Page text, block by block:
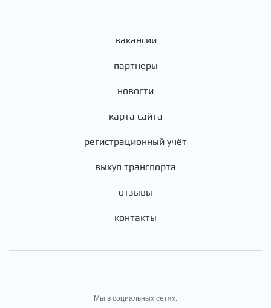
вакансии
партнеры
новости
карта сайта
регистрационный учёт
выкуп транспорта
отзывы
контакты
Мы в социальных сетях: